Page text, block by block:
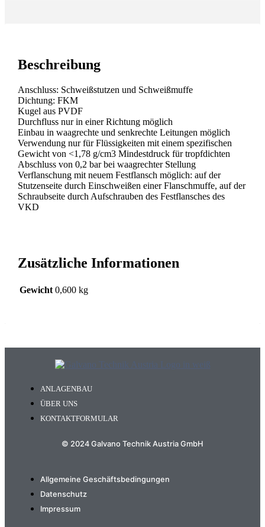
Beschreibung
Anschluss: Schweißstutzen und Schweißmuffe
Dichtung: FKM
Kugel aus PVDF
Durchfluss nur in einer Richtung möglich
Einbau in waagrechte und senkrechte Leitungen möglich
Verwendung nur für Flüssigkeiten mit einem spezifischen
Gewicht von <1,78 g/cm3 Mindestdruck für tropfdichten
Abschluss von 0,2 bar bei waagrechter Stellung
Verflanschung mit neuem Festflansch möglich: auf der
Stutzenseite durch Einschweißen einer Flanschmuffe, auf der
Schraubseite durch Aufschrauben des Festflansches des
VKD
Zusätzliche Informationen
Gewicht 0,600 kg
ANLAGENBAU
ÜBER UNS
KONTAKTFORMULAR
© 2024 Galvano Technik Austria GmbH
Allgemeine Geschäftsbedingungen
Datenschutz
Impressum